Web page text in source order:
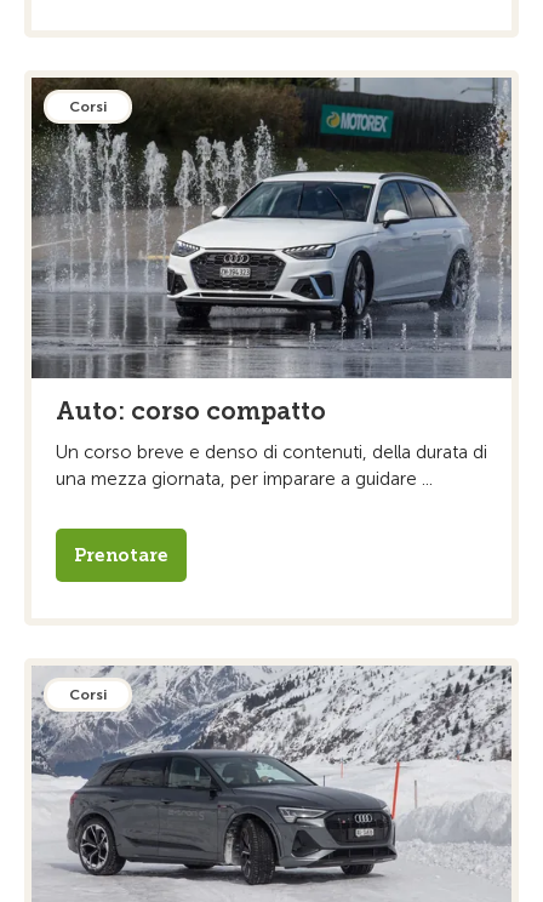
Corsi
Auto: corso compatto
Un corso breve e denso di contenuti, della durata di
una mezza giornata, per imparare a guidare ...
Prenotare
Corsi